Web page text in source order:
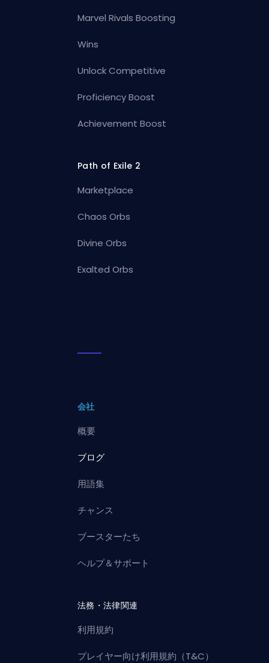
Marvel Rivals Boosting
Wins
Unlock Competitive
Proficiency Boost
Achievement Boost
Path of Exile 2
Marketplace
Chaos Orbs
Divine Orbs
Exalted Orbs
会社
概要
ブログ
用語集
チャンス
ブースターたち
ヘルプ＆サポート
法務・法律関連
利用規約
プレイヤー向け利用規約（T&C）